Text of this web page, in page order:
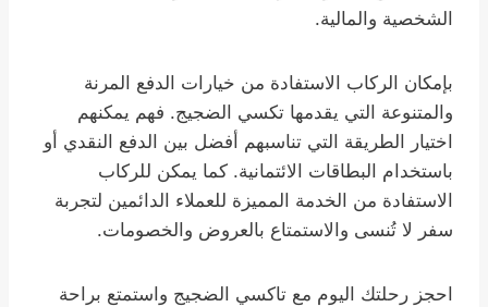
الشخصية والمالية.
بإمكان الركاب الاستفادة من خيارات الدفع المرنة
والمتنوعة التي يقدمها تكسي الضجيج. فهم يمكنهم
اختيار الطريقة التي تناسبهم أفضل بين الدفع النقدي أو
باستخدام البطاقات الائتمانية. كما يمكن للركاب
الاستفادة من الخدمة المميزة للعملاء الدائمين لتجربة
سفر لا تُنسى والاستمتاع بالعروض والخصومات.
احجز رحلتك اليوم مع تاكسي الضجيج واستمتع براحة